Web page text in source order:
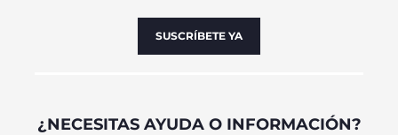
SUSCRÍBETE YA
¿NECESITAS AYUDA O INFORMACIÓN?